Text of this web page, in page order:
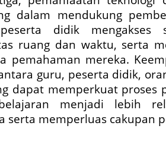
dalam mendukung
peserta didik
ruang dan waktu, serta
pemahaman mereka.
guru, peserta didik,
dapat memperkuat proses
menjadi lebih
serta memperluas cakupan